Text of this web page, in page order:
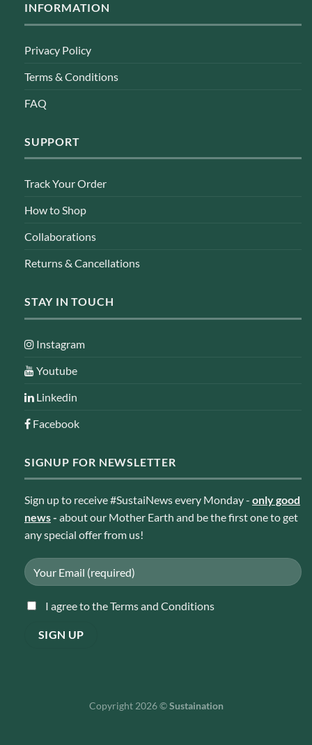
INFORMATION
Privacy Policy
Terms & Conditions
FAQ
SUPPORT
Track Your Order
How to Shop
Collaborations
Returns & Cancellations
STAY IN TOUCH
Instagram
Youtube
Linkedin
Facebook
SIGNUP FOR NEWSLETTER
Sign up to receive #SustaiNews every Monday - only good
news- about our Mother Earth and be the first one to get
any special offer from us!
I agree to the Terms and Conditions
Copyright 2026 ©Sustaination